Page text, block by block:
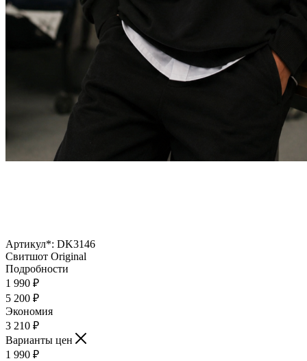
Артикул*: DK3146
Свитшот Original
Подробности
1 990 ₽
5 200 ₽
Экономия
3 210 ₽
Варианты цен
1 990 ₽